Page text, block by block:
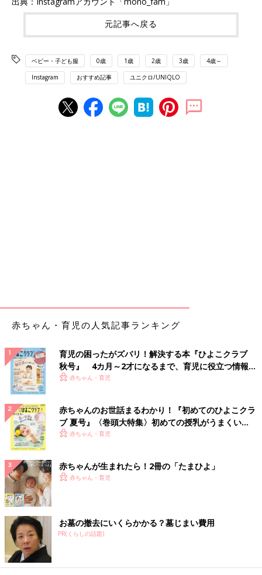
元記事へ戻る
ベビー・子ども服 0歳 1歳 2歳 3歳 4歳～
Instagram おすすめ記事 ユニクロ/UNIQLO
赤ちゃん・育児の人気記事ランキング
育児の困ったがズバリ！解決する本『ひよこクラブ
秋号』 4カ月～2才になるまで、育児に役立つ情報が
いっぱい！
赤ちゃん・育児
赤ちゃんのお世話まるわかり！『初めてのひよこクラ
ブ 夏号』〈巻頭大特集〉初めての授乳がうまくい
く！ おっぱい・ミルクの基本と夏のトラブル 解決テ
赤ちゃん・育児
赤ちゃんが生まれたら！2冊の「たまひよ」
赤ちゃん・育児
お墓の撤去にいくらかかる？墓じまい費用
PR(くらしの話題)